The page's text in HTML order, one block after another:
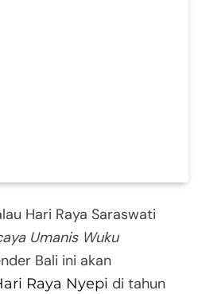
Hari Raya Saraswati
Umanis Wuku
Bali ini akan
Raya Nyepi di tahun